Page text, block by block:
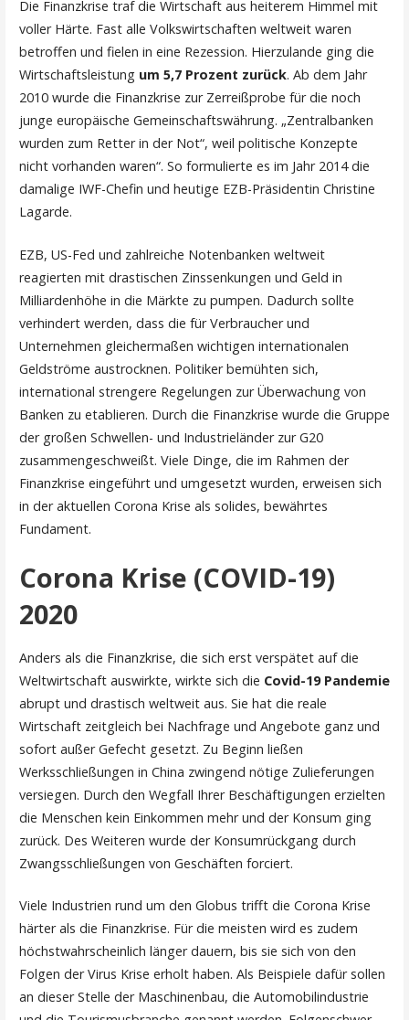
Die Finanzkrise traf die Wirtschaft aus heiterem Himmel mit
voller Härte. Fast alle Volkswirtschaften weltweit waren
betroffen und fielen in eine Rezession. Hierzulande ging die
Wirtschaftsleistungum 5,7 Prozent zurück. Ab dem Jahr
2010 wurde die Finanzkrise zur Zerreißprobe für die noch
junge europäische Gemeinschaftswährung. „Zentralbanken
wurden zum Retter in der Not“, weil politische Konzepte
nicht vorhanden waren“. So formulierte es im Jahr 2014 die
damalige IWF-Chefin und heutige EZB-Präsidentin Christine
Lagarde.
EZB, US-Fed und zahlreiche Notenbanken weltweit
reagierten mit drastischen Zinssenkungen und Geld in
Milliardenhöhe in die Märkte zu pumpen. Dadurch sollte
verhindert werden, dass die für Verbraucher und
Unternehmen gleichermaßen wichtigen internationalen
Geldströme austrocknen. Politiker bemühten sich,
international strengere Regelungen zur Überwachung von
Banken zu etablieren. Durch die Finanzkrise wurde die Gruppe
der großen Schwellen- und Industrieländer zur G20
zusammengeschweißt. Viele Dinge, die im Rahmen der
Finanzkrise eingeführt und umgesetzt wurden, erweisen sich
in der aktuellen Corona Krise als solides, bewährtes
Fundament.
Corona Krise (COVID-19)
2020
Anders als die Finanzkrise, die sich erst verspätet auf die
Weltwirtschaft auswirkte, wirkte sich die Covid-19 Pandemie
abrupt und drastisch weltweit aus. Sie hat die reale
Wirtschaft zeitgleich bei Nachfrage und Angebote ganz und
sofort außer Gefecht gesetzt. Zu Beginn ließen
Werksschließungen in China zwingend nötige Zulieferungen
versiegen. Durch den Wegfall Ihrer Beschäftigungen erzielten
die Menschen kein Einkommen mehr und der Konsum ging
zurück. Des Weiteren wurde der Konsumrückgang durch
Zwangsschließungen von Geschäften forciert.
Viele Industrien rund um den Globus trifft die Corona Krise
härter als die Finanzkrise. Für die meisten wird es zudem
höchstwahrscheinlich länger dauern, bis sie sich von den
Folgen der Virus Krise erholt haben. Als Beispiele dafür sollen
an dieser Stelle der Maschinenbau, die Automobilindustrie